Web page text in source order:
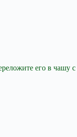
его в чашу с